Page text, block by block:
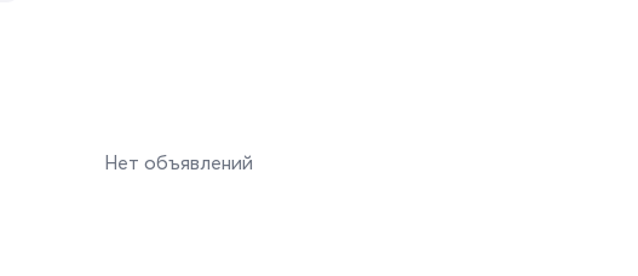
Нет объявлений